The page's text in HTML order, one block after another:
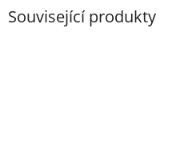
Související produkty